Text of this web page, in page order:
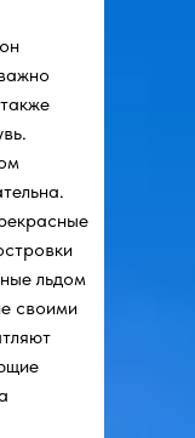
льдом
своими